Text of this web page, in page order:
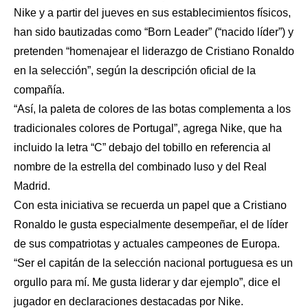
Nike y a partir del jueves en sus establecimientos físicos,
han sido bautizadas como “Born Leader” (“nacido líder”) y
pretenden “homenajear el liderazgo de Cristiano Ronaldo
en la selección”, según la descripción oficial de la
compañía.
“Así, la paleta de colores de las botas complementa a los
tradicionales colores de Portugal”, agrega Nike, que ha
incluido la letra “C” debajo del tobillo en referencia al
nombre de la estrella del combinado luso y del Real
Madrid.
Con esta iniciativa se recuerda un papel que a Cristiano
Ronaldo le gusta especialmente desempeñar, el de líder
de sus compatriotas y actuales campeones de Europa.
“Ser el capitán de la selección nacional portuguesa es un
orgullo para mí. Me gusta liderar y dar ejemplo”, dice el
jugador en declaraciones destacadas por Nike.